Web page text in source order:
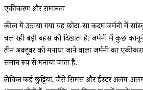
एकीकरण और समानता
कील में उठाया गया यह छोटा-सा कदम जर्मनी में
चल रही बड़ी बहस को दिखाता है. जर्मनी में कुछ
तीन अक्टूबर को मनाया जाने वाला जर्मनी का
समान रूप से मनाया जाता है.
लेकिन कई छुट्टियां, जैसे क्रिसमस और ईस्टर अलग-